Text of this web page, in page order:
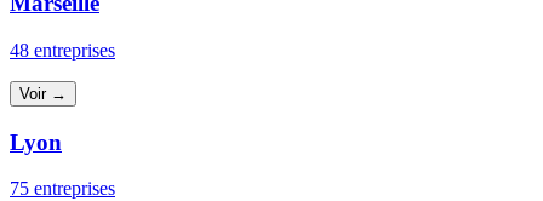
48 entreprises
Voir →
Lyon
75 entreprises